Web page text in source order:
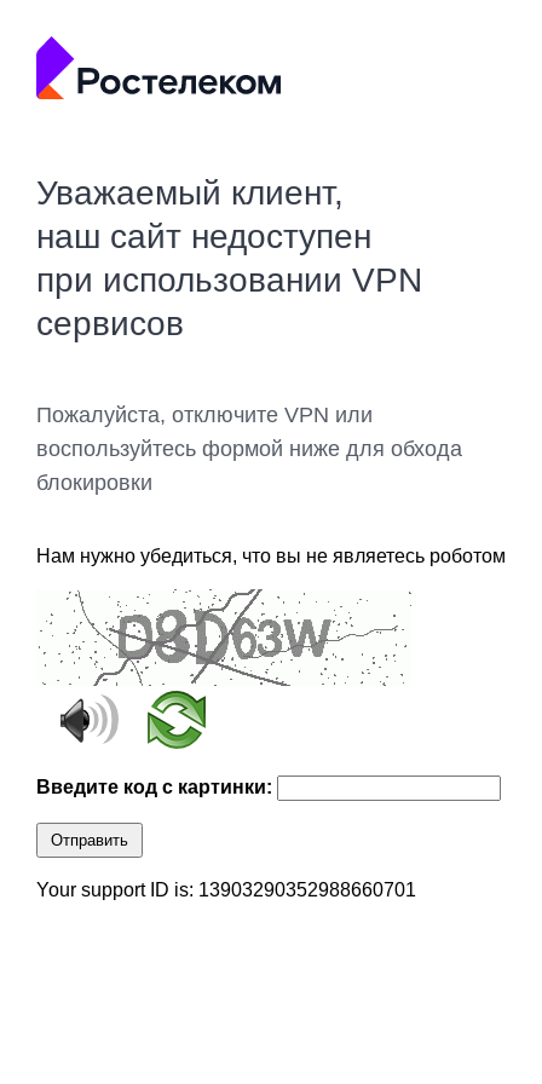
Уважаемый клиент,
наш сайт недоступен
при использовании VPN
сервисов
Пожалуйста, отключите VPN или
воспользуйтесь формой ниже для обхода
блокировки
Нам нужно убедиться, что вы не являетесь роботом
Введите код с картинки:
Отправить
Your support ID is: 13903290352988660701